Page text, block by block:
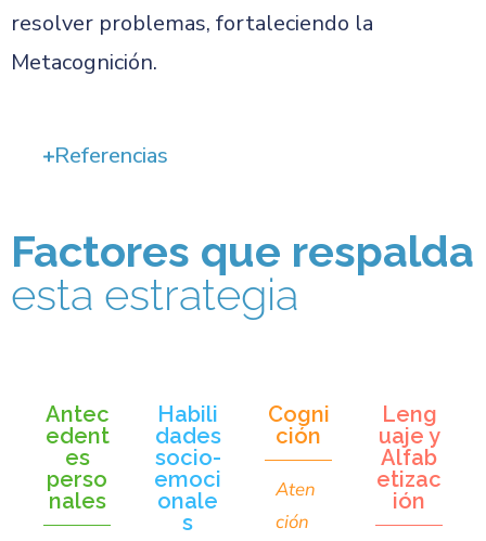
resolver problemas, fortaleciendo la
Metacognición.
Referencias
Factores que respalda
esta estrategia
Antec
edent
es
perso
nales
Habili
dades
socio-
emoci
onale
s
Cogni
ción
Aten
ción
Leng
uaje y
Alfab
etizac
ión